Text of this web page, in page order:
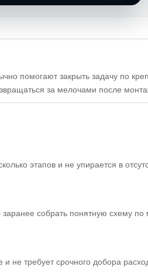
помогают закрыть задачу по
за мелочами после
этапов и не упирается в
собрать понятную схему по
не требует срочного добора